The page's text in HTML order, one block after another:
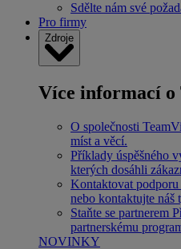
Sdělte nám své
Pro firmy
Zdroje
Více informací o
O společnosti
míst a věcí.
Příklady úspěšného
kterých dosáhli
Kontaktovat podporu
nebo kontaktujte náš
Staňte se partnerem
partnerskému
NOVINKY